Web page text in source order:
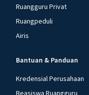
Ruangguru Privat
Ruangpeduli
Airis
Bantuan & Panduan
Kredensial Perusahaan
Beasiswa Ruangguru